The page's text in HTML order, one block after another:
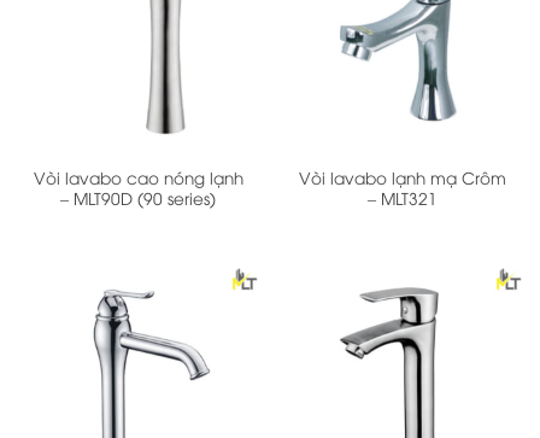
Vòi lavabo cao nóng lạnh
– MLT90D (90 series)
Vòi lavabo lạnh mạ Crôm
– MLT321